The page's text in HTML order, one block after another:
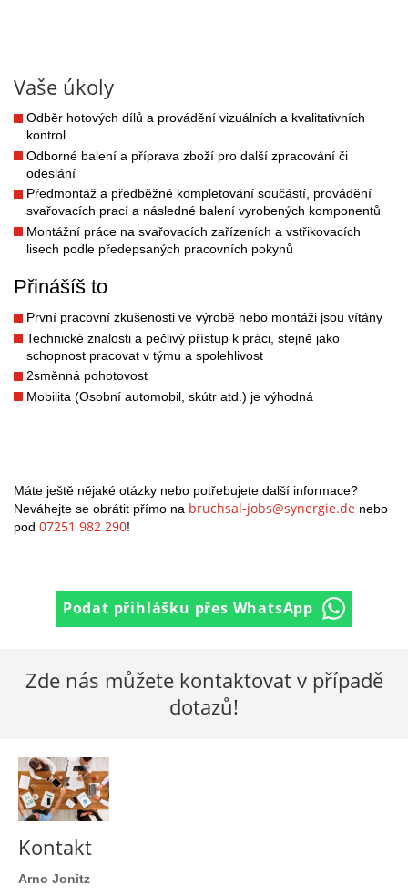
Vaše úkoly
Odběr hotových dílů a provádění vizuálních a kvalitativních
kontrol
Odborné balení a příprava zboží pro další zpracování či
odeslání
Předmontáž a předběžné kompletování součástí, provádění
svařovacích prací a následné balení vyrobených komponentů
Montážní práce na svařovacích zařízeních a vstřikovacích
lisech podle předepsaných pracovních pokynů
Přinášíš to
První pracovní zkušenosti ve výrobě nebo montáži jsou vítány
Technické znalosti a pečlivý přístup k práci, stejně jako
schopnost pracovat v týmu a spolehlivost
2směnná pohotovost
Mobilita (Osobní automobil, skútr atd.) je výhodná
Máte ještě nějaké otázky nebo potřebujete další informace?
Neváhejte se obrátit přímo na bruchsal-jobs@synergie.de nebo
pod 07251 982 290!
Podat přihlášku přes WhatsApp
Zde nás můžete kontaktovat v případě
dotazů!
Kontakt
Arno Jonitz